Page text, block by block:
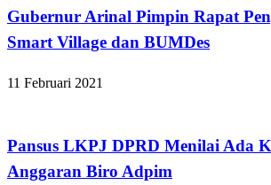
Gubernur Arinal Pimpin Rapat
Smart Village dan BUMDes
11 Februari 2021
Pansus LKPJ DPRD Menilai Ada
Anggaran Biro Adpim